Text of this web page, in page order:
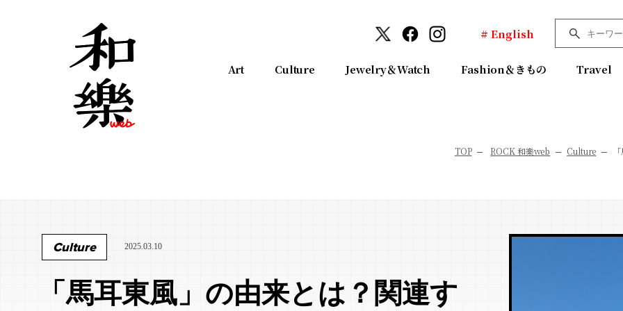
# English
Art Culture Jewelry＆Watch Fashion＆きもの Travel
TOP ROCK 和樂web Culture
Culture 2025.03.10
「馬耳東風」の由来とは？関連す